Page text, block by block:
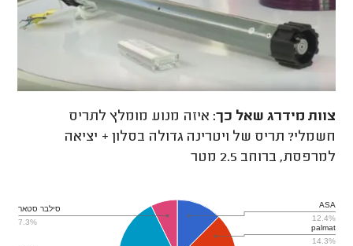
צוות מידרג שאל כך: איזה מנוע מומלץ לתריס
חשמלי? תריס של ויטרינה גדולה בסלון + יציאה
למרפסת, ברוחב 2.5 מטר
ASA
12.4%
palmat
14.3%
סילבר סטאר
7.3%